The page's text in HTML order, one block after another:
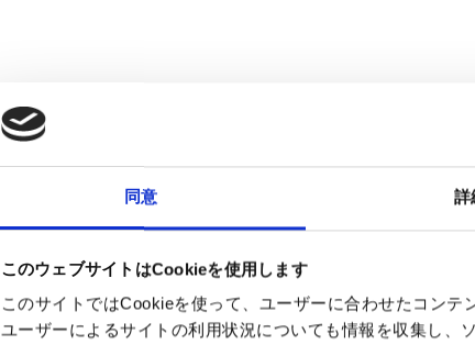
同意 詳
このウェブサイトはCookieを使用します
このサイトではCookieを使って、ユーザーに合わせたコン
ユーザーによるサイトの利用状況についても情報を収集し、